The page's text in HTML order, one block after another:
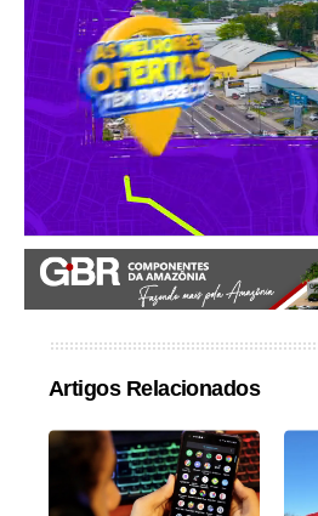
Artigos Relacionados